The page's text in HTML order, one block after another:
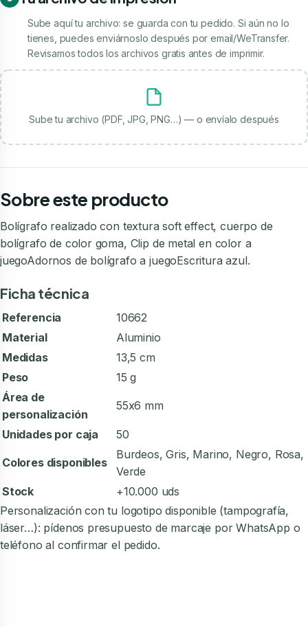
Sube aquí tu archivo: se guarda con tu pedido. Si aún no lo
tienes, puedes enviárnoslo después por email/WeTransfer.
Revisamos todos los archivos gratis antes de imprimir.
Sube tu archivo (PDF, JPG, PNG…) — o envíalo después
Sobre este producto
Bolígrafo realizado con textura soft effect, cuerpo de
bolígrafo de color goma, Clip de metal en color a
juegoAdornos de bolígrafo a juegoEscritura azul.
Ficha técnica
Referencia
10662
Material
Aluminio
Medidas
13,5 cm
Peso
15 g
Área de
personalización
55x6 mm
Unidades por caja 50
Colores disponibles
Burdeos, Gris, Marino, Negro, Rosa,
Verde
Stock
+10.000 uds
Personalización con tu logotipo disponible (tampografía,
láser…): pídenos presupuesto de marcaje por WhatsApp o
teléfono al confirmar el pedido.